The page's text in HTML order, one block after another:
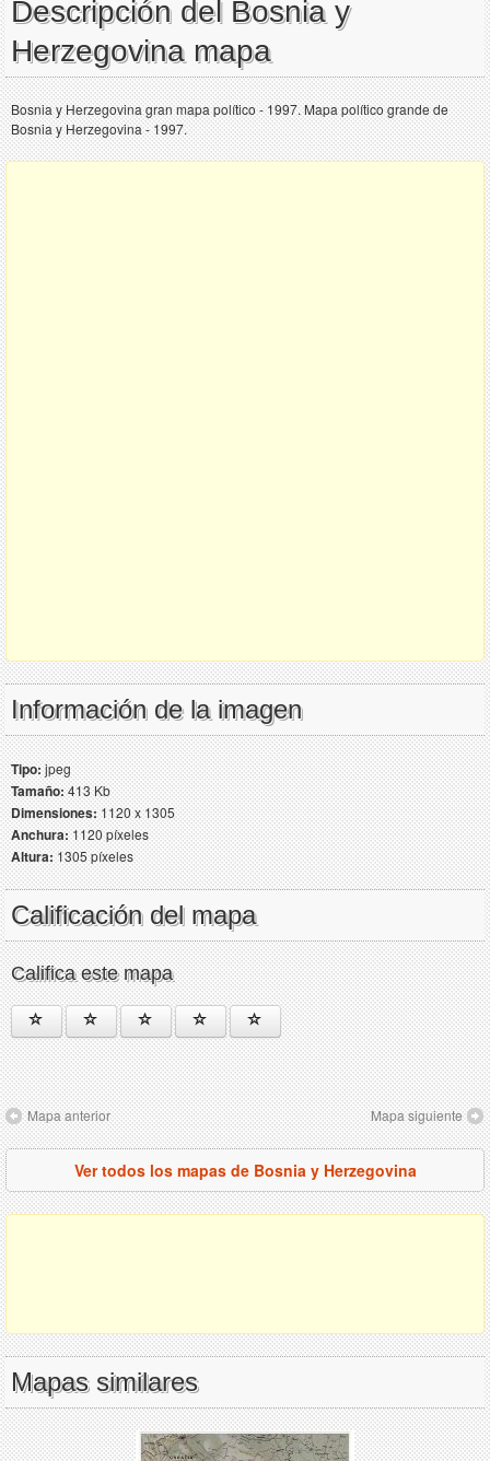
Descripción del Bosnia y
Herzegovina mapa
Bosnia y Herzegovina gran mapa político - 1997. Mapa político grande de
Bosnia y Herzegovina - 1997.
Información de la imagen
Tipo:jpeg
Tamaño:413 Kb
Dimensiones:1120 x 1305
Anchura:1120 píxeles
Altura:1305 píxeles
Calificación del mapa
Califica este mapa
Mapa anterior Mapa siguiente
Ver todos los mapas de Bosnia y Herzegovina
Mapas similares